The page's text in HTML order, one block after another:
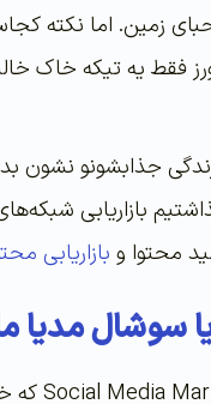
زمین. اما نکته
جذابشونو
بازاریابی
محتوا و بازاریابی
سوشال